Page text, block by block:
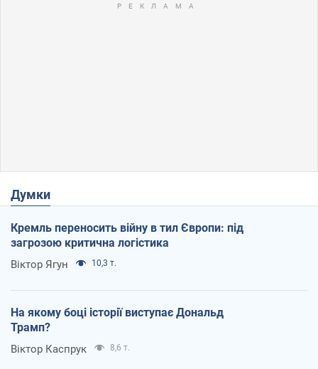
Думки
Кремль переносить війну в тил Європи: під
загрозою критична логістика
Віктор Ягун 10,3 т.
На якому боці історії виступає Дональд
Трамп?
Віктор Каспрук 8,6 т.